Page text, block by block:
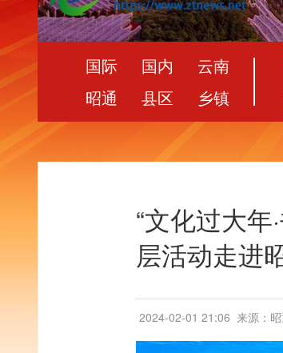
国际 国内
云南
昭通
县区 乡镇
“文化过大年
层活动走进
2024-02-01 21:06 来源：